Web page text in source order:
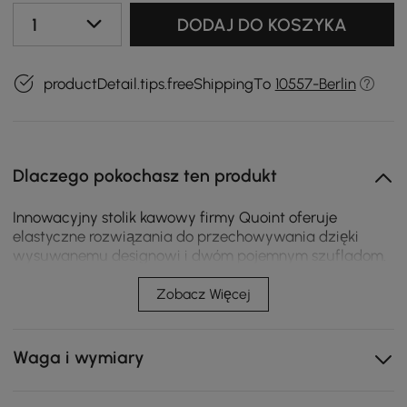
1 DODAJ DO KOSZYKA
productDetail.tips.freeShippingTo 10557-Berlin
Dlaczego pokochasz ten produkt
Innowacyjny stolik kawowy firmy Quoint oferuje
elastyczne rozwiązania do przechowywania dzięki
wysuwanemu designowi i dwóm pojemnym szufladom.
Odporna na ścieranie powierzchnia nadaje salonowi
nowoczesną elegancję.
przekąski, artykuły dekoracyjne lub do codziennego
użytku.
Zobacz Więcej
Waga i wymiary